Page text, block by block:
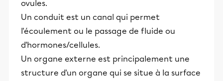
ovules.
Un conduit est un canal qui permet
l'écoulement ou le passage de fluide ou
d'hormones/cellules.
Un organe externe est principalement une
structure d'un organe qui se situe à la surface